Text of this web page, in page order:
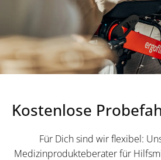
Kostenlose
Für Dich sind wir flexibel:
Medizinprodukteberater für